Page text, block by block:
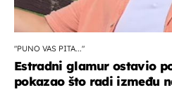
"PUNO VAS PITA..."
Estradni glamur ostavio
pokazao što radi između